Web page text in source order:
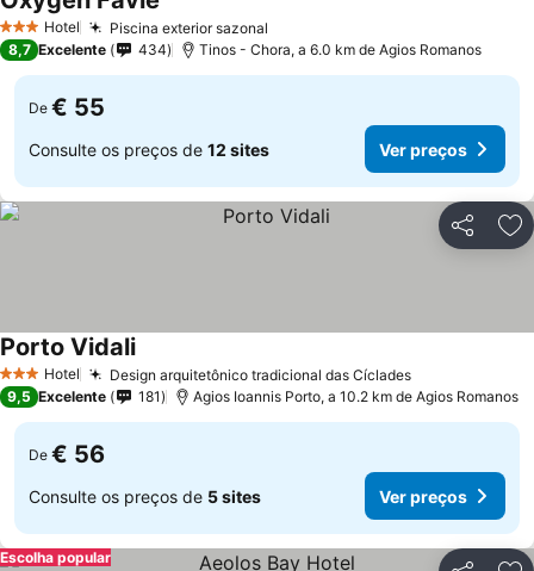
3 EstrelasHotel Piscina exterior sazonal
8,7 Excelente 434 Tinos - Chora, a 6.0 km de Agios Romanos
De € 55
Consulte os preços de 12 sites Ver preços
Partilhar
3 EstrelasHotel Design arquitetônico tradicional das Cíclades
Porto Vidali
9,5 Excelente 181 Agios Ioannis Porto, a 10.2 km de Agios Romanos
De € 56
Consulte os preços de 5 sites Ver preços
Escolha popular